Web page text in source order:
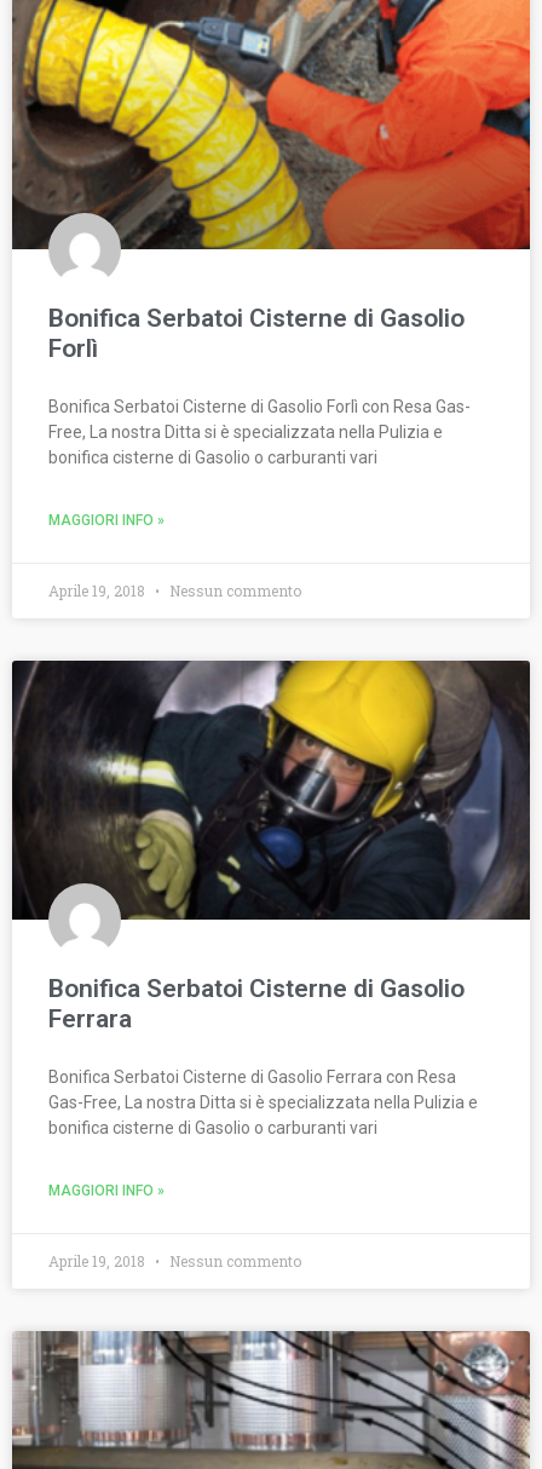
Bonifica Serbatoi Cisterne di Gasolio
Forlì
Bonifica Serbatoi Cisterne di Gasolio Forlì con Resa Gas-
Free, La nostra Ditta si è specializzata nella Pulizia e
bonifica cisterne di Gasolio o carburanti vari
MAGGIORI INFO »
Aprile 19, 2018 Nessun commento
Bonifica Serbatoi Cisterne di Gasolio
Ferrara
Bonifica Serbatoi Cisterne di Gasolio Ferrara con Resa
Gas-Free, La nostra Ditta si è specializzata nella Pulizia e
bonifica cisterne di Gasolio o carburanti vari
MAGGIORI INFO »
Aprile 19, 2018 Nessun commento